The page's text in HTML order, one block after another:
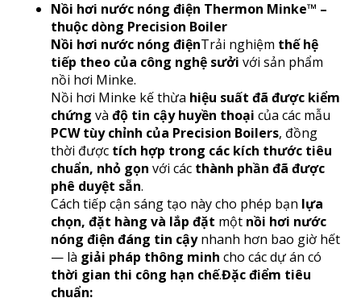
Nồi hơi nước nóng điện Thermon Minke™ –
thuộc dòng Precision Boiler
Nồi hơi nước nóng điệnTrải nghiệm thế hệ
tiếp theo của công nghệ sưởi với sản phẩm
nồi hơi Minke.
Nồi hơi Minke kế thừa hiệu suất đã được kiểm
chứng và độ tin cậy huyền thoại của các mẫu
PCW tùy chỉnh của Precision Boilers, đồng
thời được tích hợp trong các kích thước tiêu
chuẩn, nhỏ gọn với các thành phần đã được
phê duyệt sẵn.
Cách tiếp cận sáng tạo này cho phép bạn lựa
chọn, đặt hàng và lắp đặt một nồi hơi nước
nóng điện đáng tin cậynhanh hơn bao giờ hết
— là giải pháp thông minh cho các dự án có
thời gian thi công hạn chế.Đặc điểm tiêu
chuẩn: